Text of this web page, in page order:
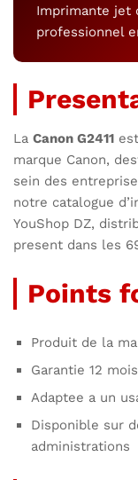
Imprimante jet
professionnel
La Canon G2411
marque Canon,
sein des
notre catalogue
YouShop DZ,
present dans les
Points
Produit de la
Garantie 12
Adaptee a un
Disponible sur
administrations